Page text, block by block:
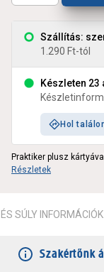
Szállítás:
1.290 Ft-tól
Készleten 23
Hol
Praktiker plusz
Részletek
SÚLY INFORMÁCIÓK
Szakértőnk